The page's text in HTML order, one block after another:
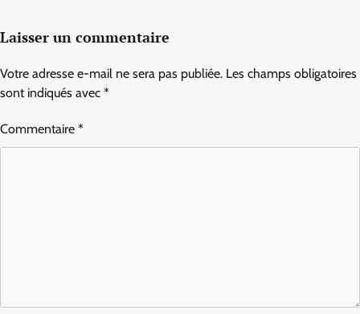
Laisser un commentaire
Votre adresse e-mail ne sera pas publiée. Les champs obligatoires
sont indiqués avec *
Commentaire *